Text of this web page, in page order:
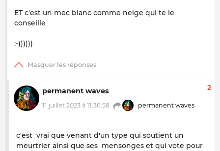
ET c'est un mec blanc comme neige qui te le
conseille
:-))))))
permanent waves
11 juillet 2023 à 11:36:58 permanent waves
2
c'est vrai que venant d'un type qui soutient un
meurtrier ainsi que ses mensonges et qui vote pour